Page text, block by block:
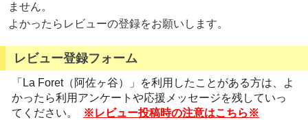
ません。
よかったらレビューの登録をお願いします。
レビュー登録フォーム
「La Foret（阿佐ヶ谷）」を利用したことがある方は、よ
かったら利用アンケートや応援メッセージを残していっ
てください。
※レビュー投稿時の注意はこちら※